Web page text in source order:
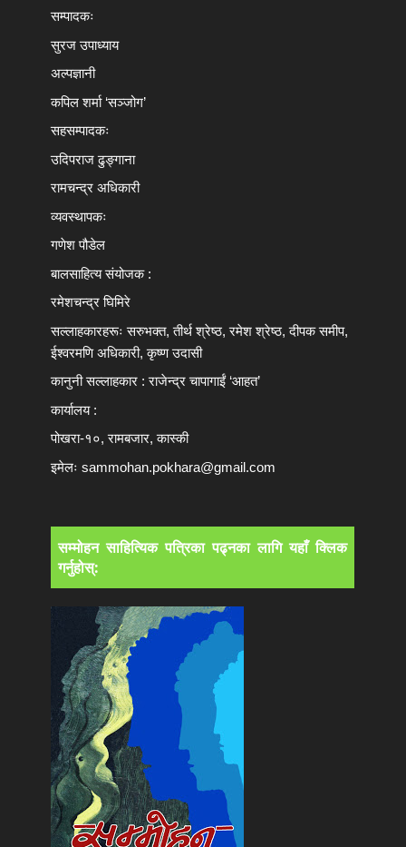
सम्पादकः
सुरज उपाध्याय
अल्पज्ञानी
कपिल शर्मा ‘सञ्जोग’
सहसम्पादकः
उदिपराज ढुङ्‍गाना
रामचन्द्र अधिकारी
व्यवस्थापकः
गणेश पौडेल
बालसाहित्य संयोजक :
रमेशचन्द्र घिमिरे
सल्लाहकारहरूः सरुभक्त, तीर्थ श्रेष्ठ, रमेश श्रेष्ठ, दीपक समीप,
ईश्वरमणि अधिकारी, कृष्ण उदासी
कानुनी सल्लाहकार : राजेन्द्र चापागाईं ‘आहत’
कार्यालय :
पोखरा-१०, रामबजार, कास्की
इमेलःsammohan.pokhara@gmail.com
सम्मोहन साहित्यिक पत्रिका पढ्नका लागि यहाँ क्लिक
गर्नुहोस्: